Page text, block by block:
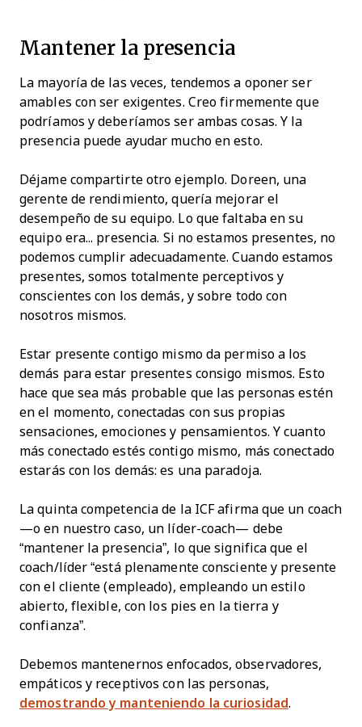
Mantener la presencia
La mayoría de las veces, tendemos a oponer ser
amables con ser exigentes. Creo firmemente que
podríamos y deberíamos ser ambas cosas. Y la
presencia puede ayudar mucho en esto.
Déjame compartirte otro ejemplo. Doreen, una
gerente de rendimiento, quería mejorar el
desempeño de su equipo. Lo que faltaba en su
equipo era... presencia. Si no estamos presentes, no
podemos cumplir adecuadamente. Cuando estamos
presentes, somos totalmente perceptivos y
conscientes con los demás, y sobre todo con
nosotros mismos.
Estar presente contigo mismo da permiso a los
demás para estar presentes consigo mismos. Esto
hace que sea más probable que las personas estén
en el momento, conectadas con sus propias
sensaciones, emociones y pensamientos. Y cuanto
más conectado estés contigo mismo, más conectado
estarás con los demás: es una paradoja.
La quinta competencia de la ICF afirma que un coach
—o en nuestro caso, un líder-coach— debe
“mantener la presencia”, lo que significa que el
coach/líder “está plenamente consciente y presente
con el cliente (empleado), empleando un estilo
abierto, flexible, con los pies en la tierra y
confianza”.
Debemos mantenernos enfocados, observadores,
empáticos y receptivos con las personas,
demostrando y manteniendo la curiosidad.